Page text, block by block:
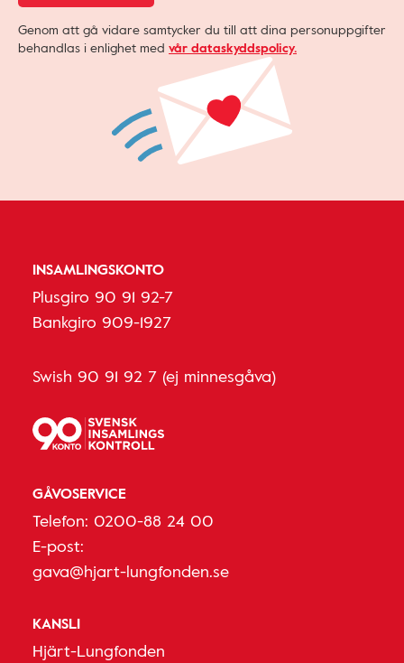
Genom att gå vidare samtycker du till att dina personuppgifter
behandlas i enlighet med vår dataskyddspolicy.
INSAMLINGSKONTO
Plusgiro 90 91 92-7
Bankgiro 909-1927
Swish 90 91 92 7 (ej minnesgåva)
GÅVOSERVICE
Telefon: 0200-88 24 00
E-post:
gava@hjart-lungfonden.se
KANSLI
Hjärt-Lungfonden